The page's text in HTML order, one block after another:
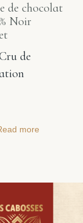
de chocolat
Noir
de
more